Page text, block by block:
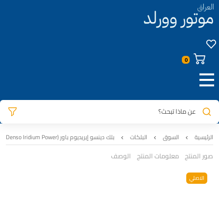
عن ماذا تبحث؟
الرئيسية السوق البلكات بلك دينسو إيريديوم باور (Denso Iridium Power) – موديل ITV20TT – رقم 267700-8250
صور المنتج معلومات المنتج الوصف
الاصلي